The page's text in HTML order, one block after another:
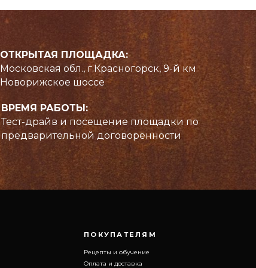
ВРЕМЯ РАБОТЫ:
Тест-драйв и посещение площадки по
предварительной договоренности
ОТКРЫТАЯ ПЛОЩАДКА:
Московская обл., г.Красногорск, 9-й км
Новорижское шоссе
ПОКУПАТЕЛЯМ
Оплата и доставка
Рецепты и обучение
FAQ
Новости и статьи
Политика конфиденциальности